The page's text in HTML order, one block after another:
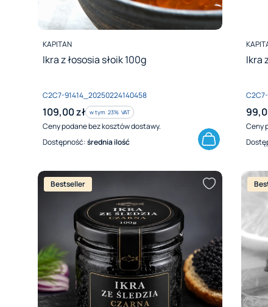
PRODUCENT
KAPITAN
Ikra z łososia słoik 100g
Kod produktu
C2C7-91414_20250224140458
Cena brutto
109,00 zł w tym %s VAT
w tym 23% VAT
Ceny podane bez kosztów dostawy.
Dostępność:średnia ilość
Ikra
Kod
Ceny
Bestseller